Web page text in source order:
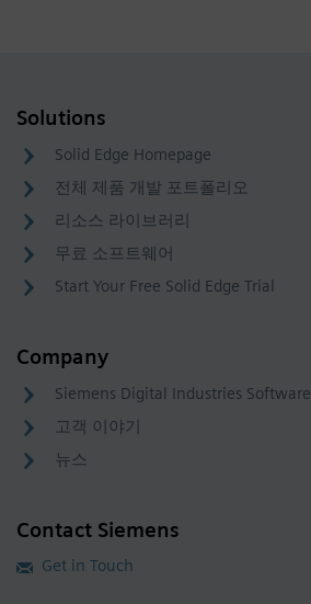
Solutions
Solid Edge Homepage
전체 제품 개발 포트폴리오
리소스 라이브러리
무료 소프트웨어
Start Your Free Solid Edge Trial
Company
Siemens Digital Industries Software
고객 이야기
뉴스
Contact Siemens
Get in Touch